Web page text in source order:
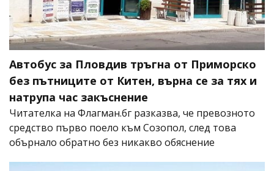
Автобус за Пловдив тръгна от Приморско
без пътниците от Китен, върна се за тях и
натрупа час закъснение
Читателка на Флагман.бг разказва, че превозното
средство първо поело към Созопол, след това
обърнало обратно без никакво обяснение